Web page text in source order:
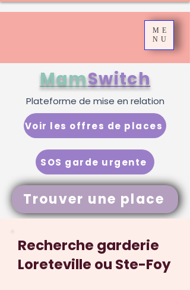
ME
NU
Trouver une place
MamSwitch
SOS garde urgente
Voir les offres de places
Plateforme de mise en relation
Recherche garderie
Loreteville ou Ste-Foy